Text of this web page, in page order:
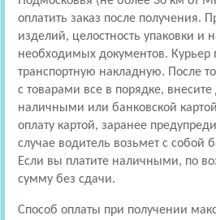
оплатить заказ после получения.
изделий, целостность упаковки и
необходимых документов. Курьер
транспортную накладную. После
с товарами все в порядке,
наличными или банковской
оплату картой, заранее
случае водитель возьмет с собой
Если вы платите наличными, по
сумму без сдачи.
Способ оплаты при получении